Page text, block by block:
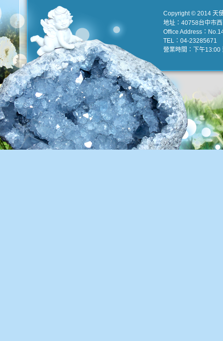
Copyright © 2014 天
地址：40758台中市
Office Address：
TEL：04-23285671
營業時間：下午13:00